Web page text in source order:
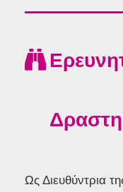
Ως Διευθύντρια